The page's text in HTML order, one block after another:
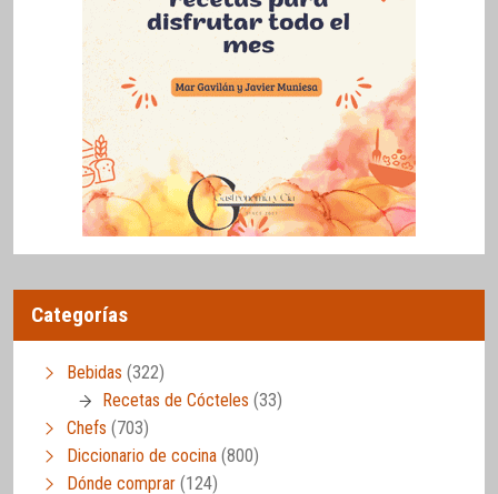
Categorías
Bebidas (322)
Recetas de Cócteles (33)
Chefs (703)
Diccionario de cocina (800)
Dónde comprar (124)